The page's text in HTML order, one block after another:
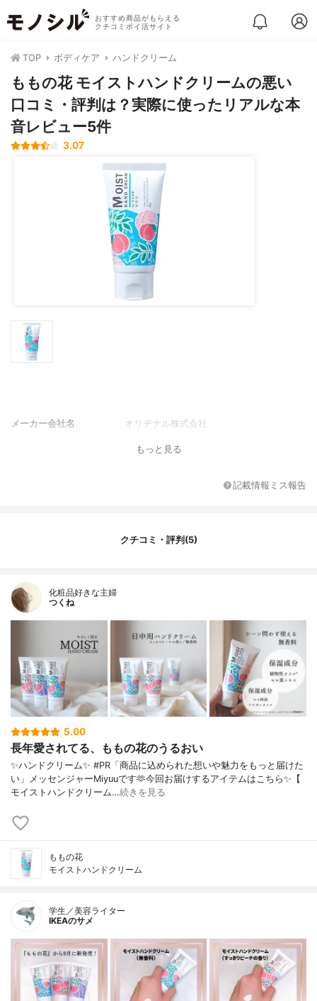
おすすめ商品がもらえる
クチコミポイ活サイト
TOP ボディケア ハンドクリーム
ももの花 モイストハンドクリームの悪い
口コミ・評判は？実際に使ったリアルな本
音レビュー5件
3.07
メーカー会社名 オリヂナル株式会社
もっと見る
記載情報ミス報告
クチコミ・評判(5)
化粧品好きな主婦
つくね
5.00
長年愛されてる、ももの花のうるおい
✨ハンドクリーム✨ #PR「商品に込められた想いや魅力をもっと届けた
い」メッセンジャーMiyuuです🫶今回お届けするアイテムはこちら✨【
モイストハンドクリーム…続きを見る
ももの花
モイストハンドクリーム
学生／美容ライター
IKEAのサメ